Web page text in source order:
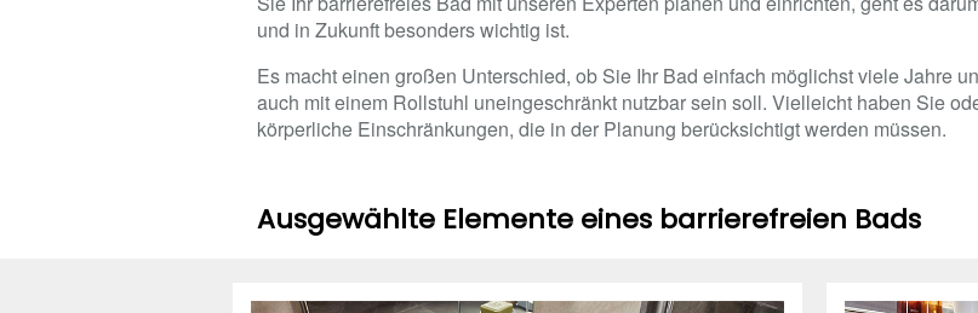
und in Zukunft besonders wichtig ist.
Es macht einen großen Unterschied, ob Sie Ihr Bad einfach möglichst viele Jahre
auch mit einem Rollstuhl uneingeschränkt nutzbar sein soll. Vielleicht haben Sie
körperliche Einschränkungen, die in der Planung berücksichtigt werden müssen.
Ausgewählte Elemente eines barrierefreien Bads